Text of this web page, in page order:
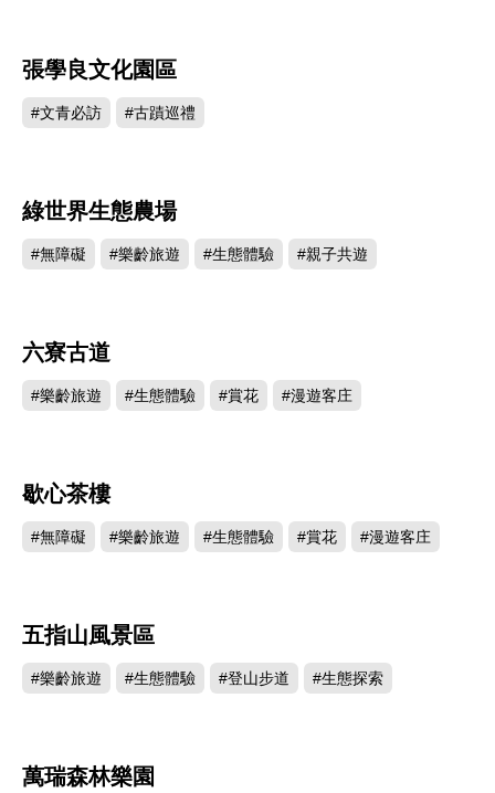
張學良文化園區
#文青必訪 #古蹟巡禮
綠世界生態農場
#無障礙 #樂齡旅遊 #生態體驗 #親子共遊
六寮古道
#樂齡旅遊 #生態體驗 #賞花 #漫遊客庄
歇心茶樓
#無障礙 #樂齡旅遊 #生態體驗 #賞花 #漫遊客庄
五指山風景區
#樂齡旅遊 #生態體驗 #登山步道 #生態探索
萬瑞森林樂園